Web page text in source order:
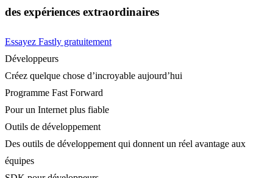
des expériences extraordinaires
Essayez Fastly gratuitement
Développeurs
Créez quelque chose d’incroyable aujourd’hui
Programme Fast Forward
Pour un Internet plus fiable
Outils de développement
Des outils de développement qui donnent un réel avantage aux
équipes